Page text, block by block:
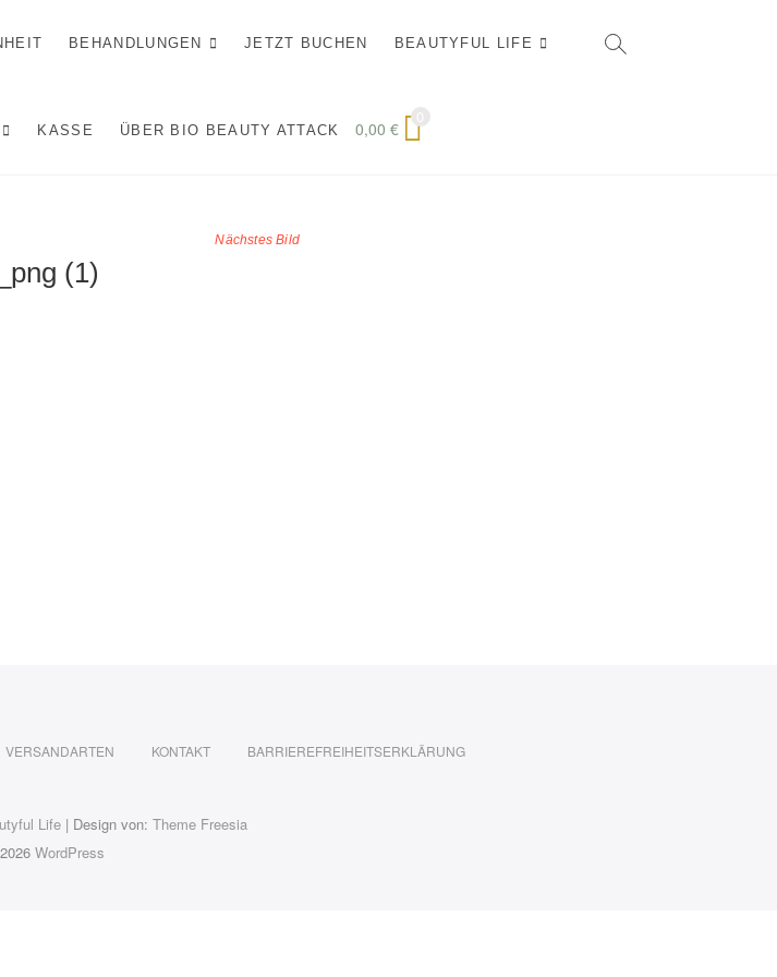
BEHANDLUNGEN JETZT BUCHEN BEAUTYFUL LIFE
KASSE ÜBER BIO BEAUTY ATTACK 0,00 €
Nächstes Bild
(1)
VERSANDARTEN KONTAKT BARRIEREFREIHEITSERKLÄRUNG
Life | Design von: Theme Freesia
WordPress